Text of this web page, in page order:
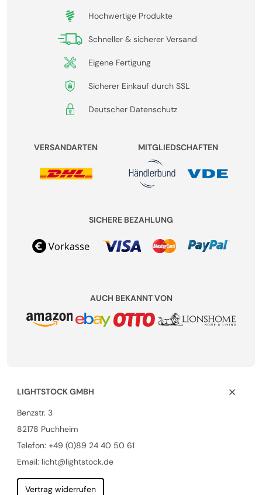
Hochwertige Produkte
Schneller & sicherer Versand
Eigene Fertigung
Sicherer Einkauf durch SSL
Deutscher Datenschutz
VERSANDARTEN MITGLIEDSCHAFTEN
SICHERE BEZAHLUNG
AUCH BEKANNT VON
LIGHTSTOCK GMBH
Benzstr. 3
82178 Puchheim
Telefon: +49 (0)89 24 40 50 61
Email: licht@lightstock.de
Vertrag widerrufen